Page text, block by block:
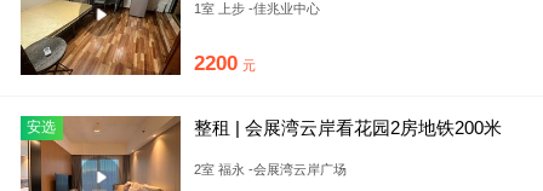
1室 上步 -佳兆业中心
2200 元
安选
整租 | 会展湾云岸看花园2房地铁200米
2室 福永 -会展湾云岸广场